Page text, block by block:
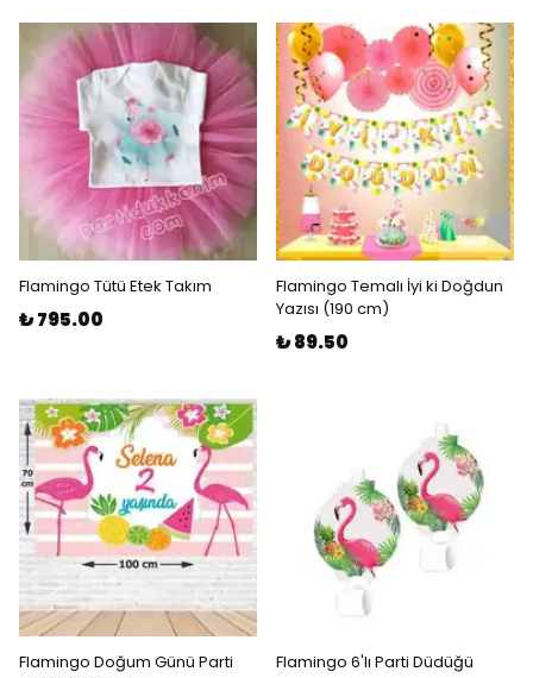
Flamingo Tütü Etek Takım
₺ 795.00
Flamingo Temalı İyi ki Doğdun
Yazısı (190 cm)
₺ 89.50
Flamingo Doğum Günü Parti
Flamingo 6'lı Parti Düdüğü